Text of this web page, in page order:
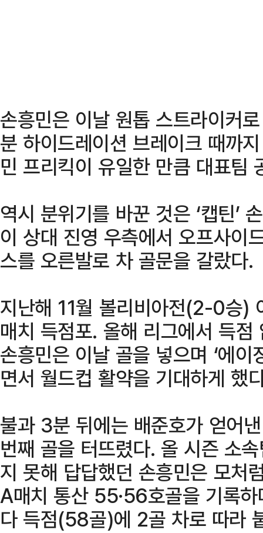
손흥민은 이날 원톱 스트라이커
분 하이드레이션 브레이크 때까
민 프리킥이 유일한 만큼 대표팀
역시 분위기를 바꾼 것은 ‘캡틴’
이 상대 진영 우측에서 오프사이
스를 오른발로 차 골문을 갈랐다.
지난해 11월 볼리비아전(2-0승)
매치 득점포. 올해 리그에서 득
손흥민은 이날 골을 넣으며 ‘에
면서 월드컵 활약을 기대하게 했
불과 3분 뒤에는 배준호가 얻어
번째 골을 터뜨렸다. 올 시즌 소
지 못해 답답했던 손흥민은 모처
A매치 통산 55·56호골을 기록
다 득점(58골)에 2골 차로 따라